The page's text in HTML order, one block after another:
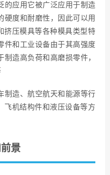
的应用它被广泛应用于制造
硬度和耐磨性，因此可以用
挤压模具等各种模具类型特
件和工业设备由于其高强度
造高负荷和高磨损零件，
制造、航空航天和能源等行
飞机结构件和液压设备等方
景